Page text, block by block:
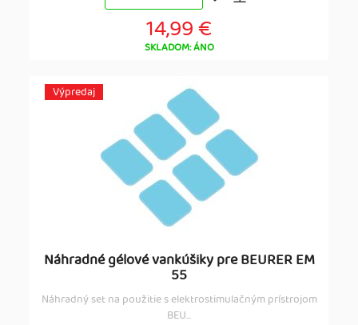
14,99 €
SKLADOM: ÁNO
Výpredaj
Náhradné gélové vankúšiky pre BEURER EM
55
Náhradný set na použitie s elektrostimulačným prístrojom
BEU...